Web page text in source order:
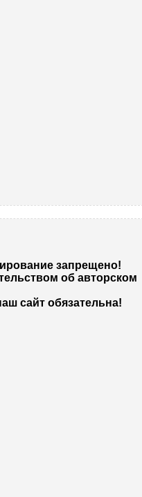
запрещено!
об авторском
сайт обязательна!